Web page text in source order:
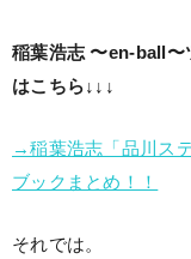
稲葉浩志 〜en-ball〜
はこちら↓↓↓
→稲葉浩志「品川ス
ブックまとめ！！
それでは。